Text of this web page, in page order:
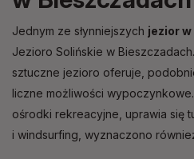
Jednym ze słynniejszych jezior
Jezioro Solińskie w
sztuczne jezioro oferuje,
liczne możliwości
ośrodki rekreacyjne, uprawia się
i windsurfing, wyznaczono